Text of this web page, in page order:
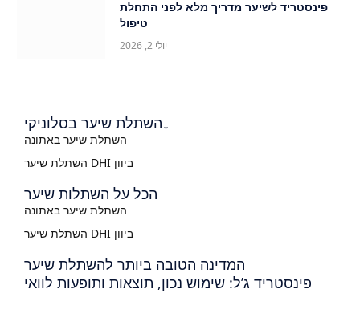
פינסטריד לשיער מדריך מלא לפני התחלת
טיפול
יולי 2, 2026
השתלת שיער בסלוניקי↓
השתלת שיער באתונה
השתלת שיער DHI ביוון
הכל על השתלות שיער
השתלת שיער באתונה
השתלת שיער DHI ביוון
המדינה הטובה ביותר להשתלת שיער
פינסטריד ג’ל: שימוש נכון, תוצאות ותופעות לוואי